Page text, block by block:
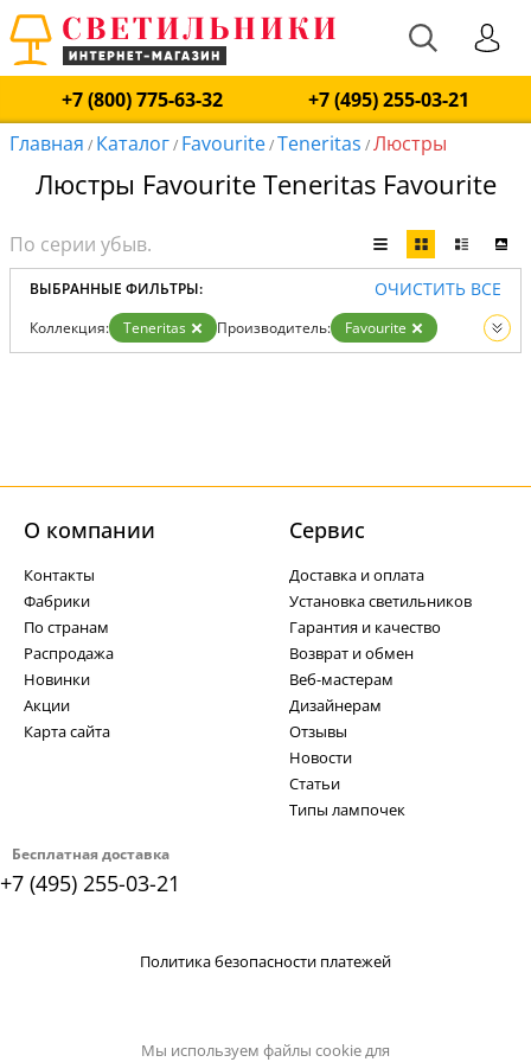
+7 (800) 775-63-32
+7 (495) 255-03-21
Главная / Каталог/ Favourite/Teneritas /Люстры
Люстры Favourite Teneritas Favourite
ВЫБРАННЫЕ ФИЛЬТРЫ: ОЧИСТИТЬ ВСЕ
Коллекция: Teneritas Производитель:
Favourite
Вид:
Люстры
Бесплатная доставка
+7 (495) 255-03-21
О компании
Контакты
Фабрики
По странам
Распродажа
Новинки
Акции
Карта сайта
Cервис
Доставка и оплата
Установка светильников
Гарантия и качество
Возврат и обмен
Веб-мастерам
Дизайнерам
Отзывы
Новости
Статьи
Типы лампочек
Политика безопасности платежей
Мы используем файлы cookie для